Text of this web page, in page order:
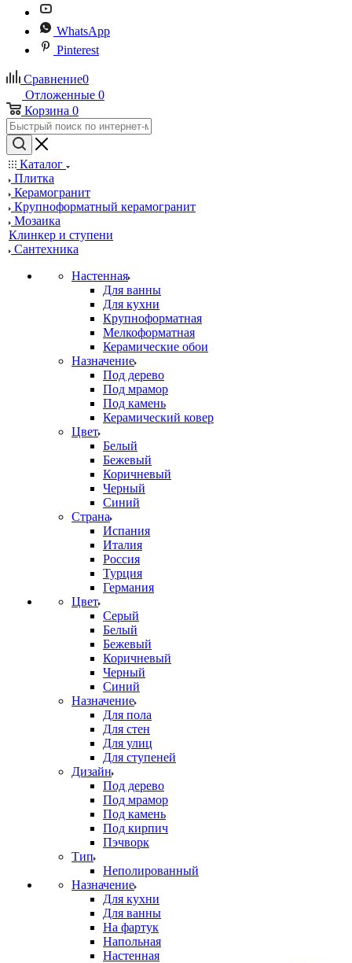
WhatsApp
Pinterest
Сравнение0
Отложенные 0
Корзина 0
Каталог
Плитка
Керамогранит
Крупноформатный керамогранит
Мозаика
Клинкер и ступени
Сантехника
Настенная
Для ванны
Для кухни
Крупноформатная
Мелкоформатная
Керамические обои
Назначение
Под дерево
Под мрамор
Под камень
Керамический ковер
Цвет
Белый
Бежевый
Коричневый
Черный
Синий
Страна
Испания
Италия
Россия
Турция
Германия
Цвет
Серый
Белый
Бежевый
Коричневый
Черный
Синий
Назначение
Для пола
Для стен
Для улиц
Для ступеней
Дизайн
Под дерево
Под мрамор
Под камень
Под кирпич
Пэчворк
Тип
Неполированный
Назначение
Для кухни
Для ванны
На фартук
Напольная
Настенная